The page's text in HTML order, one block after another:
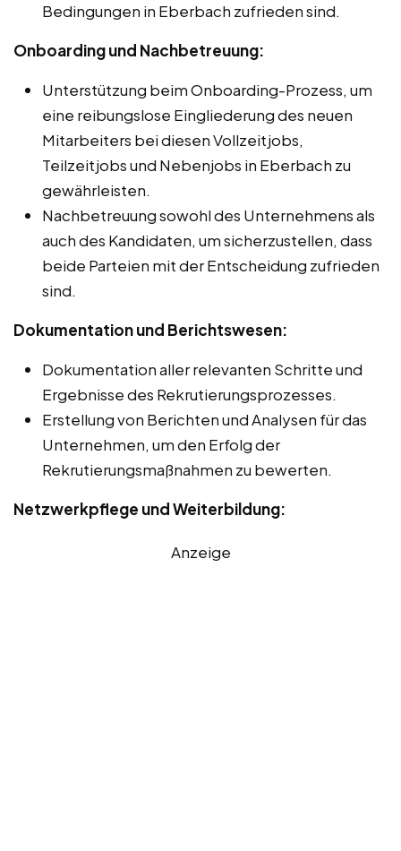
Bedingungen in Eberbach zufrieden sind.
Onboarding und Nachbetreuung:
Unterstützung beim Onboarding-Prozess, um
eine reibungslose Eingliederung des neuen
Mitarbeiters bei diesen Vollzeitjobs,
Teilzeitjobs und Nebenjobs in Eberbach zu
gewährleisten.
Nachbetreuung sowohl des Unternehmens als
auch des Kandidaten, um sicherzustellen, dass
beide Parteien mit der Entscheidung zufrieden
sind.
Dokumentation und Berichtswesen:
Dokumentation aller relevanten Schritte und
Ergebnisse des Rekrutierungsprozesses.
Erstellung von Berichten und Analysen für das
Unternehmen, um den Erfolg der
Rekrutierungsmaßnahmen zu bewerten.
Netzwerkpflege und Weiterbildung:
Anzeige